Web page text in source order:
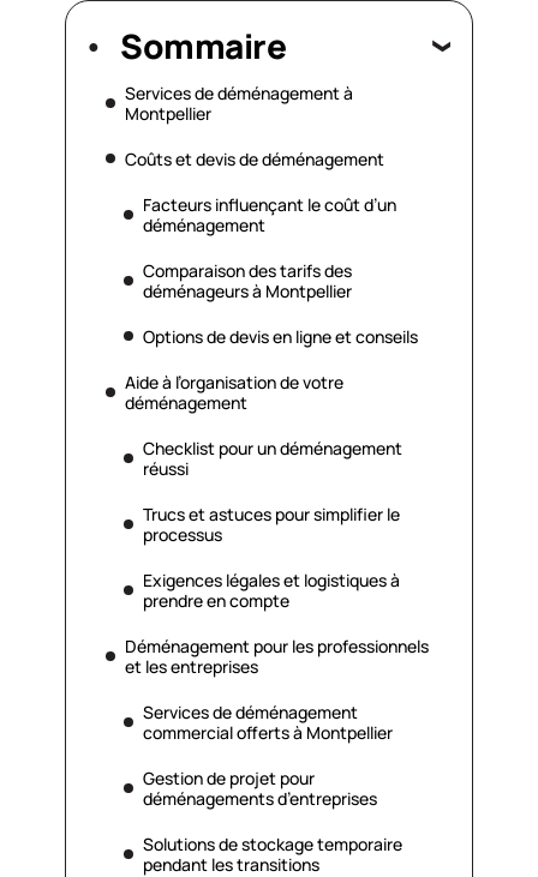
Sommaire
Services de déménagement à
Montpellier
Coûts et devis de déménagement
Facteurs influençant le coût d’un
déménagement
Comparaison des tarifs des
déménageurs à Montpellier
Options de devis en ligne et conseils
Aide à l’organisation de votre
déménagement
Checklist pour un déménagement
réussi
Trucs et astuces pour simplifier le
processus
Exigences légales et logistiques à
prendre en compte
Déménagement pour les professionnels
et les entreprises
Services de déménagement
commercial offerts à Montpellier
Gestion de projet pour
déménagements d’entreprises
Solutions de stockage temporaire
pendant les transitions